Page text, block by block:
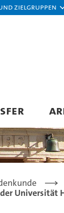
Zielgruppen
Universität